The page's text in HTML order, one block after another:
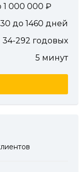
1 000 000
до 1460 дней
34-292 годовых
5 минут